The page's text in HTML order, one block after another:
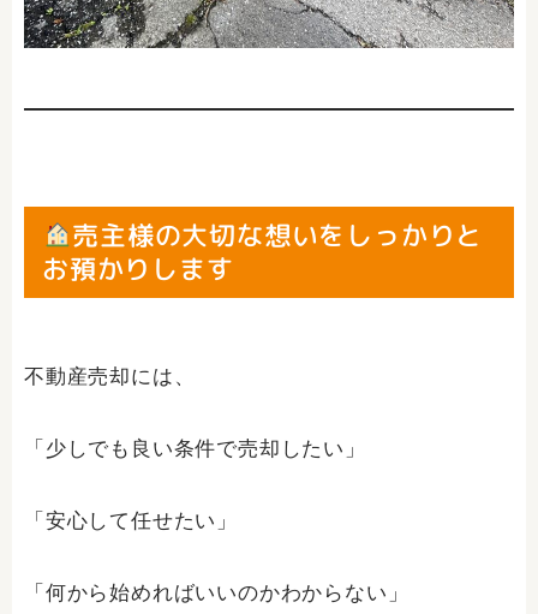
売主様の大切な想いをしっかりと
お預かりします
不動産売却には、
「少しでも良い条件で売却したい」
「安心して任せたい」
「何から始めればいいのかわからない」